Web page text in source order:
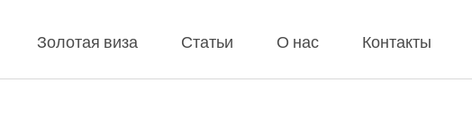
Золотая виза Статьи О нас Контакты